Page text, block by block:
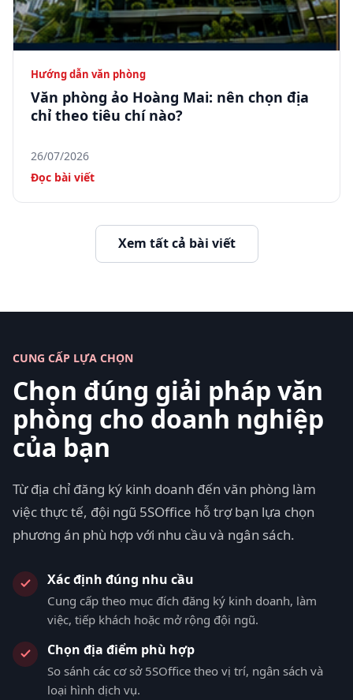
Hướng dẫn văn phòng
Văn phòng ảo Hoàng Mai: nên chọn địa
chỉ theo tiêu chí nào?
26/07/2026
Đọc bài viết
Xem tất cả bài viết
CUNG CẤP LỰA CHỌN
Chọn đúng giải pháp văn
phòng cho doanh nghiệp
của bạn
Từ địa chỉ đăng ký kinh doanh đến văn phòng làm
việc thực tế, đội ngũ 5SOffice hỗ trợ bạn lựa chọn
phương án phù hợp với nhu cầu và ngân sách.
Xác định đúng nhu cầu
Cung cấp theo mục đích đăng ký kinh doanh, làm
việc, tiếp khách hoặc mở rộng đội ngũ.
Chọn địa điểm phù hợp
So sánh các cơ sở 5SOffice theo vị trí, ngân sách và
loại hình dịch vụ.